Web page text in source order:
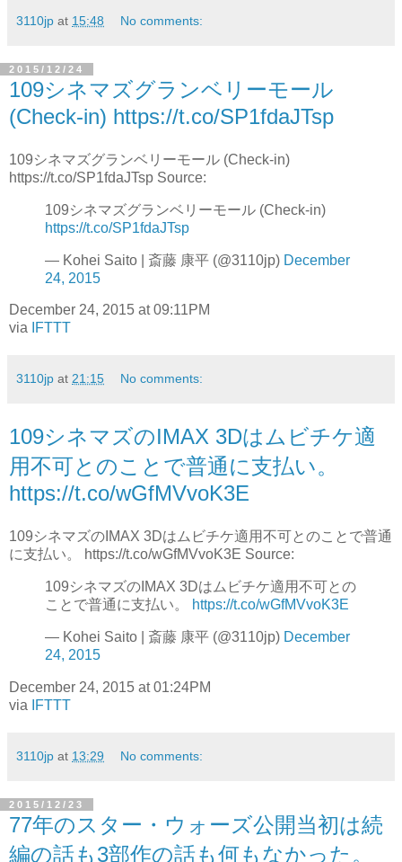
3110jp at 15:48 No comments:
2015/12/24
109シネマズグランベリーモール
(Check-in) https://t.co/SP1fdaJTsp
109シネマズグランベリーモール (Check-in)
https://t.co/SP1fdaJTsp Source:
109シネマズグランベリーモール (Check-in)
https://t.co/SP1fdaJTsp
— Kohei Saito | 斎藤 康平 (@3110jp) December
24, 2015
December 24, 2015 at 09:11PM
via IFTTT
3110jp at 21:15 No comments:
109シネマズのIMAX 3Dはムビチケ適
用不可とのことで普通に支払い。
https://t.co/wGfMVvoK3E
109シネマズのIMAX 3Dはムビチケ適用不可とのことで普通
に支払い。 https://t.co/wGfMVvoK3E Source:
109シネマズのIMAX 3Dはムビチケ適用不可との
ことで普通に支払い。
https://t.co/wGfMVvoK3E
— Kohei Saito | 斎藤 康平 (@3110jp) December
24, 2015
December 24, 2015 at 01:24PM
via
IFTTT
3110jp at 13:29 No comments:
2015/12/23
77年のスター・ウォーズ公開当初は続
編の話も3部作の話も何もなかった。